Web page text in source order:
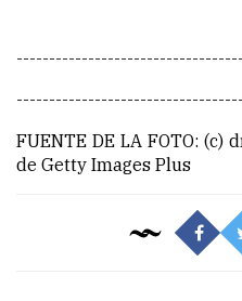
FUENTE DE LA FOTO:
de Getty Images Plus